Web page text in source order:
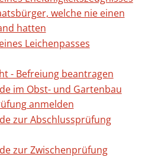
welche nie einen
hatten
Leichenpasses
- Befreiung beantragen
im Obst- und Gartenbau
anmelden
zur Abschlussprüfung
zur Zwischenprüfung